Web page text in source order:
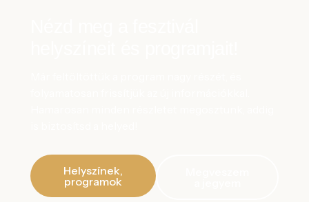
Helyszínek,
programok